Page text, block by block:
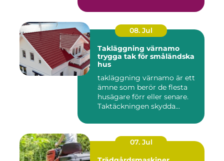
08. Jul
Takläggning värnamo
trygga tak för småländska
hus
takläggning värnamo är ett
ämne som berör de flesta
husägare förr eller senare.
Taktäckningen skydda...
07. Jul